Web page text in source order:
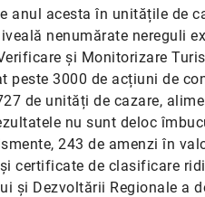
anul acesta în unitățile de
nenumărate nereguli
și Monitorizare
peste 3000 de acțiuni de
de unități de cazare,
nu sunt deloc
243 de amenzi în
certificate de clasificare
și Dezvoltării Regionale a